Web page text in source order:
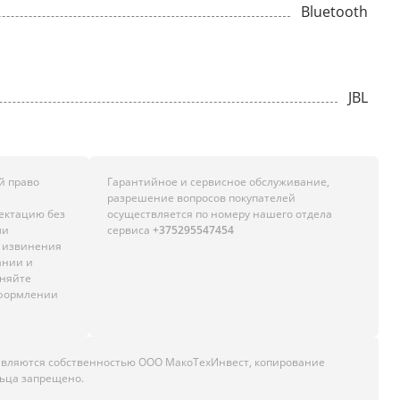
Bluetooth
JBL
право
без
и
Гарантийное и сервисное обслуживание,
разрешение вопросов покупателей
осуществляется по номеру нашего отдела
сервиса +375295547454
собственностью ООО МакоТехИнвест, копирование
запрещено.